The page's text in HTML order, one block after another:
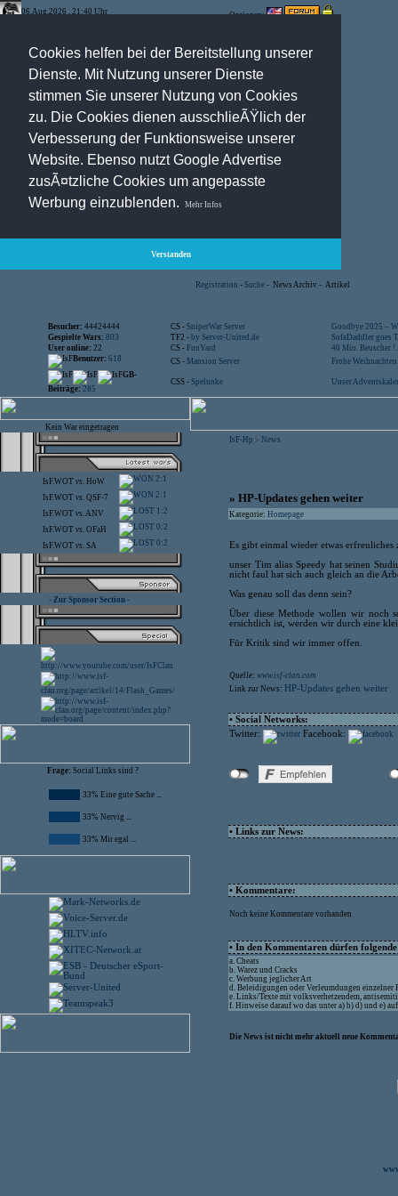
Cookies helfen bei der Bereitstellung unserer
Dienste. Mit Nutzung unserer Dienste
stimmen Sie unserer Nutzung von Cookies
zu. Die Cookies dienen ausschlieÃŸlich der
Verbesserung der Funktionsweise unserer
Website. Ebenso nutzt Google Advertise
zusÃ¤tzliche Cookies um angepasste
Werbung einzublenden.
Mehr Infos
Verstanden
06.Aug.2026 , 21:40 Uhr Optionen:
Registration - Suche - News Archiv - Artikel
Besucher: 44424444 CS - SniperWar Server
Goodbye 2025 –
Gespielte Wars: 803 TF2 - by Server-United.de
SofaDaddler goes
User online: 22 CS - FunYard
40 Mio. Beuscher
Benutzer: 618 CS - Mansion Server
Frohe
GB-
Beiträge: 285
CSS - Spelunke Unser
Kein War eingetragen
IsF.WOT vs. HoW 2:1
IsF.WOT vs. QSF-7 2:1
IsF.WOT vs.ANV 1:2
IsF.WOT vs. OFaH 0:2
IsF.WOT vs. SA 0:2
- Zur Sponsor Section -
Frage: Social Links sind ?
33% Eine gute Sache ...
33% Nervig ...
33% Mir egal ...
IsF-Hp > News
» HP-Updates gehen weiter
Kategorie: Homepage
Es gibt einmal wieder etwas erfreuliches
unser Tim alias Speedy hat seinen
nicht faul hat sich auch gleich an die
Was genau soll das denn sein?
Über diese Methode wollen wir noch
ersichtlich ist, werden wir durch eine
Für Kritik sind wir immer offen.
Quelle: www.isf-clan.com
Link zur News: HP-Updates gehen weiter
• Social Networks:
Twitter:
Facebook:
• Links zur News:
• Kommentare:
Noch keine Kommentare vorhanden
• In den Kommentaren dürfen
a. Cheats
b. Warez und Cracks
c. Werbung jeglicher Art
d. Beleidigungen oder Verleumdungen einzelner
e. Links/Texte mit volksverhetzendem,
f. Hinweise darauf wo das unter a) b) d) und e)
Die News ist nicht mehr aktuell neue